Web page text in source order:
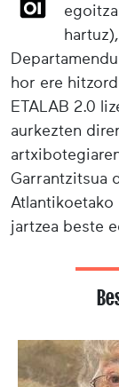
hor ere
ETALAB 2.0
aurkezten
Garrantzitsua
jartzea beste